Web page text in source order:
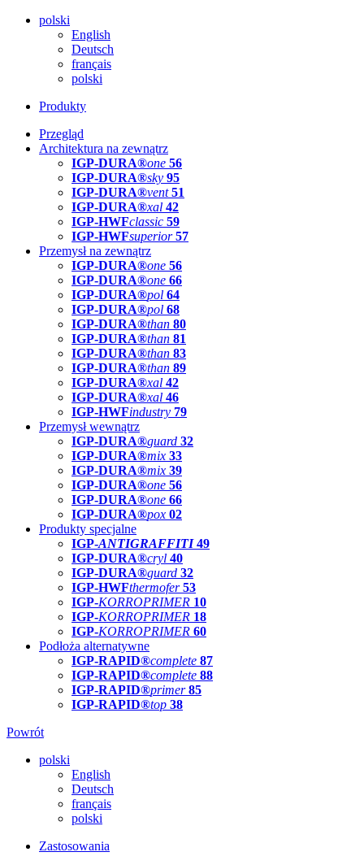
polski
English
Deutsch
français
polski
Produkty
Przegląd
Architektura na zewnątrz
IGP-DURA®one 56
IGP-DURA®sky 95
IGP-DURA®vent 51
IGP-DURA®xal 42
IGP-HWFclassic 59
IGP-HWFsuperior 57
Przemysł na zewnątrz
IGP-DURA®one 56
IGP-DURA®one 66
IGP-DURA®pol 64
IGP-DURA®pol 68
IGP-DURA®than 80
IGP-DURA®than 81
IGP-DURA®than 83
IGP-DURA®than 89
IGP-DURA®xal 42
IGP-DURA®xal 46
IGP-HWFindustry 79
Przemysł wewnątrz
IGP-DURA®guard 32
IGP-DURA®mix 33
IGP-DURA®mix 39
IGP-DURA®one 56
IGP-DURA®one 66
IGP-DURA®pox 02
Produkty specjalne
IGP-ANTIGRAFFITI49
IGP-DURA®cryl 40
IGP-DURA®guard 32
IGP-HWFthermofer 53
IGP-KORROPRIMER 10
IGP-KORROPRIMER 18
IGP-KORROPRIMER 60
Podłoża alternatywne
IGP-RAPID®complete 87
IGP-RAPID®complete 88
IGP-RAPID®primer 85
IGP-RAPID®top 38
Powrót
polski
English
Deutsch
français
polski
Zastosowania